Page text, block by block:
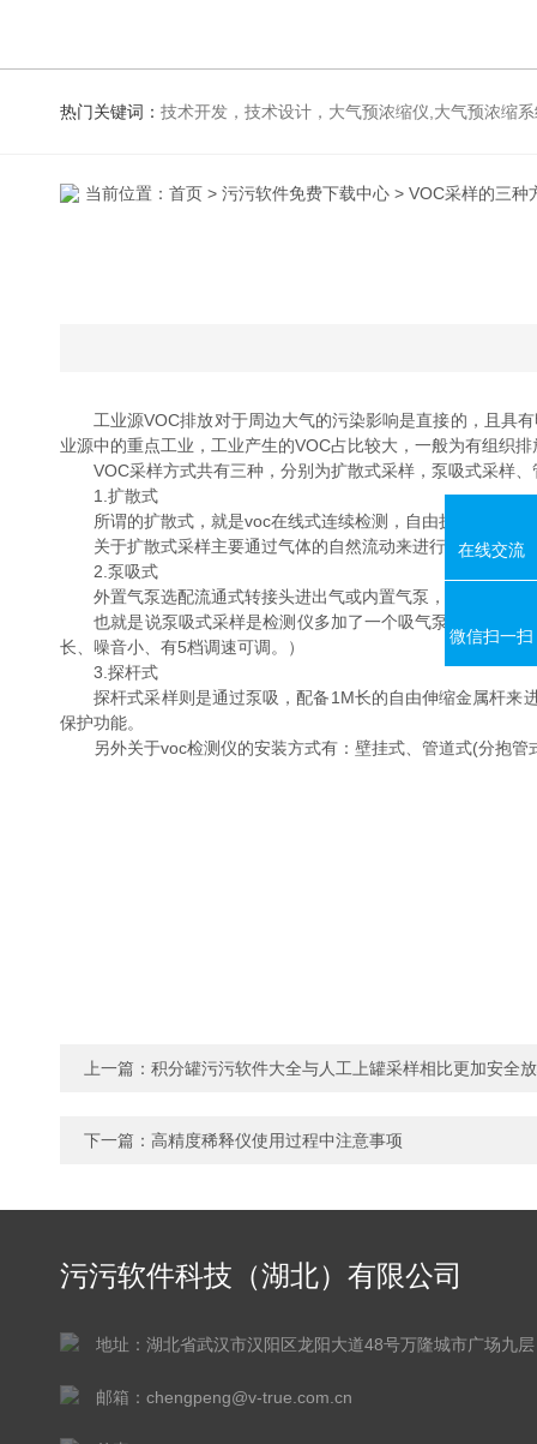
热门关键词： 技术开发，技术设计，大气预浓缩仪,大气预
当前位置： 首页 > 污污软件免费下载中心 > VOC采样的三种
工业源VOC排放对于周边大气的污染影响是直接的，且具有
业源中的重点工业，工业产生的VOC占比较大，一般为有组织
VOC采样方式共有三种，分别为扩散式采样，泵吸式采样、
1.扩散式
所谓的扩散式，就是voc在线式连续检测，自由扩散式的检
关于扩散式采样主要通过气体的自然流动来进行检测，当气体进
2.泵吸式
外置气泵选配流通式转接头进出气或内置气泵，实现泵吸
也就是说泵吸式采样是检测仪多加了一个吸气泵，靠气泵的吸力
长、噪音小、有5档调速可调。）
3.探杆式
探杆式采样则是通过泵吸，配备1M长的自由伸缩金属杆来进
保护功能。
另外关于voc检测仪的安装方式有：壁挂式、管道式(分抱管式
上一篇： 积分罐污污软件大全与人工上罐采样相比更加安全
下一篇： 高精度稀释仪使用过程中注意事项
污污软件科技（湖北）有限公司
地址：湖北省武汉市汉阳区龙阳大道48号万隆城市广场九层
邮箱：chengpeng@v-true.com.cn
在线交流
微信扫一扫